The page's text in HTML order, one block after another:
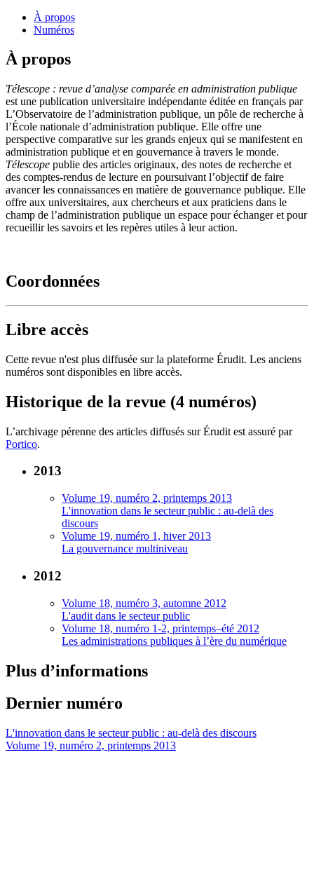
À propos
Numéros
À propos
Télescope : revue d’analyse comparée en administration publique
est une publication universitaire indépendante éditée en français par
L’Observatoire de l’administration publique, un pôle de recherche à
l’École nationale d’administration publique. Elle offre une
perspective comparative sur les grands enjeux qui se manifestent en
administration publique et en gouvernance à travers le monde.
Télescope publie des articles originaux, des notes de recherche et
des comptes-rendus de lecture en poursuivant l’objectif de faire
avancer les connaissances en matière de gouvernance publique. Elle
offre aux universitaires, aux chercheurs et aux praticiens dans le
champ de l’administration publique un espace pour échanger et pour
recueillir les savoirs et les repères utiles à leur action.
Coordonnées
Libre accès
Cette revue n'est plus diffusée sur la plateforme Érudit. Les anciens
numéros sont disponibles en libre accès.
Historique de la revue (4 numéros)
L’archivage pérenne des articles diffusés sur Érudit est assuré par
Portico.
2013
Volume 19, numéro 2, printemps 2013
L'innovation dans le secteur public : au-delà des
discours
Volume 19, numéro 1, hiver 2013
La gouvernance multiniveau
2012
Volume 18, numéro 3, automne 2012
L'audit dans le secteur public
Volume 18, numéro 1-2, printemps–été 2012
Les administrations publiques à l’ère du numérique
Plus d’informations
Dernier numéro
L'innovation dans le secteur public : au-delà des discours
Volume 19, numéro 2, printemps 2013